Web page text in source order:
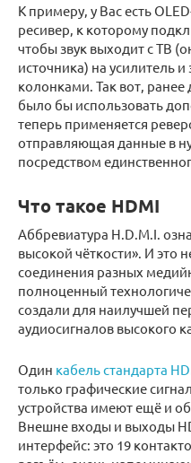
К примеру, у Вас есть
ресивер, к которому
чтобы звук выходит с ТВ
источника) на усилитель
колонками. Так вот,
было бы использовать
теперь применяется
отправляющая данные в
посредством
Что такое HDMI
Аббревиатура H.D.M.I.
высокой чёткости». И это
соединения разных
полноценный
создали для наилучшей
аудиосигналов высокого
Один кабель стандарта
только графические
устройства имеют ещё и
Внешне входы и выходы
интерфейс: это 19